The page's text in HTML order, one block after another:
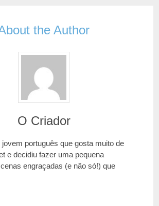
the Author
O Criador
português que gosta muito de
e decidiu fazer uma pequena
engraçadas (e não só!) que